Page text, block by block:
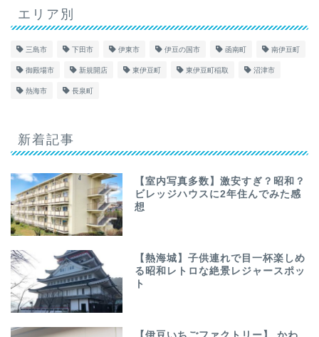
エリア別
三島市 下田市 伊東市 伊豆の国市 函南町 南伊豆町
御殿場市 新規開店 東伊豆町 東伊豆町稲取 沼津市
熱海市 長泉町
新着記事
【室内写真多数】激安すぎ？昭和？
ビレッジハウスに2年住んでみた感
想
【熱海城】子供連れで目一杯楽しめ
る昭和レトロな絶景レジャースポッ
ト